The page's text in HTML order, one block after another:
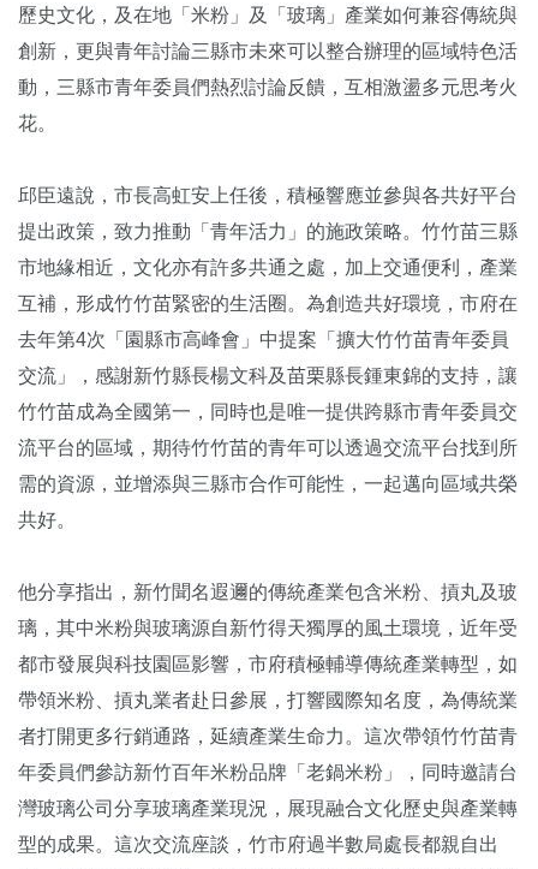
歷史文化，及在地「米粉」及「玻璃」產業如何兼容傳統與
創新，更與青年討論三縣市未來可以整合辦理的區域特色活
動，三縣市青年委員們熱烈討論反饋，互相激盪多元思考火
花。
邱臣遠說，市長高虹安上任後，積極響應並參與各共好平台
提出政策，致力推動「青年活力」的施政策略。竹竹苗三縣
市地緣相近，文化亦有許多共通之處，加上交通便利，產業
互補，形成竹竹苗緊密的生活圈。為創造共好環境，市府在
去年第4次「園縣市高峰會」中提案「擴大竹竹苗青年委員
交流」，感謝新竹縣長楊文科及苗栗縣長鍾東錦的支持，讓
竹竹苗成為全國第一，同時也是唯一提供跨縣市青年委員交
流平台的區域，期待竹竹苗的青年可以透過交流平台找到所
需的資源，並增添與三縣市合作可能性，一起邁向區域共榮
共好。
他分享指出，新竹聞名遐邇的傳統產業包含米粉、摃丸及玻
璃，其中米粉與玻璃源自新竹得天獨厚的風土環境，近年受
都市發展與科技園區影響，市府積極輔導傳統產業轉型，如
帶領米粉、摃丸業者赴日參展，打響國際知名度，為傳統業
者打開更多行銷通路，延續產業生命力。這次帶領竹竹苗青
年委員們參訪新竹百年米粉品牌「老鍋米粉」，同時邀請台
灣玻璃公司分享玻璃產業現況，展現融合文化歷史與產業轉
型的成果。這次交流座談，竹市府過半數局處長都親自出